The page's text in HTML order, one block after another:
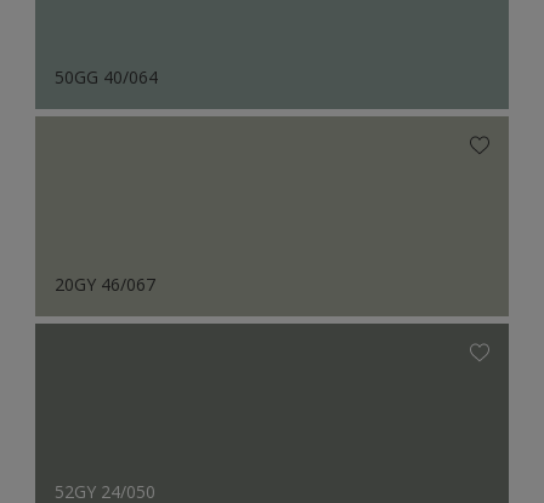
50GG 40/064
20GY 46/067
52GY 24/050